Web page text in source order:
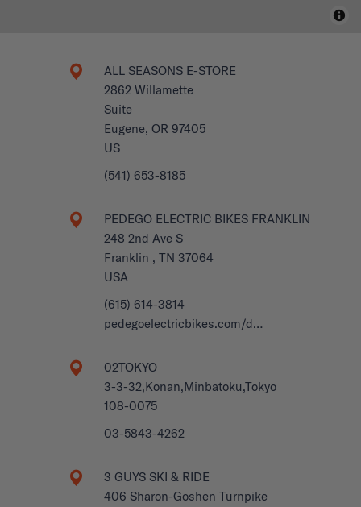
ALL SEASONS E-STORE
2862 Willamette
Suite
Eugene, OR 97405
US
(541) 653-8185
PEDEGO ELECTRIC BIKES FRANKLIN
248 2nd Ave S
Franklin , TN 37064
USA
(615) 614-3814
pedegoelectricbikes.com/d…
02TOKYO
3-3-32,Konan,Minbatoku,Tokyo
108-0075
03-5843-4262
3 GUYS SKI & RIDE
406 Sharon-Goshen Turnpike